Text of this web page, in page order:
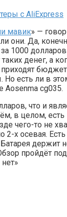
с AliExpress
мавик» —
они. Да,
1000
денег, а
Но есть ли в
Aosenma cg035.
что и
в целом, есть
чего-то не
2-х осевая.
держит
пройдёт